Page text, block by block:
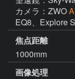
カメラ：ZWO
EQ8、Explore
焦点距離
1000mm
画像処理